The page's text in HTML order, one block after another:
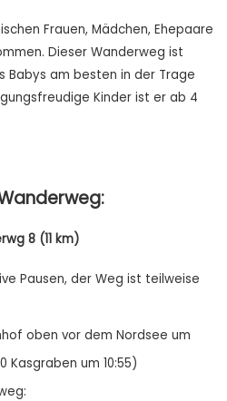
Frauen, Mädchen, Ehepaare
Dieser Wanderweg ist
Babys am besten in der Trage
Kinder ist er ab 4
8 (11 km)
Pausen, der Weg ist teilweise
oben vor dem Nordsee um
Kasgraben um 10:55)